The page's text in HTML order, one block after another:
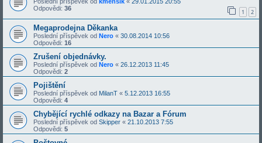
Odpovědi: 36 1 2
Megaprodejna Děkanka
Poslední příspěvek od Nero « 30.08.2014 10:56
Odpovědi: 16
Zrušení objednávky.
Poslední příspěvek od Nero « 26.12.2013 11:45
Odpovědi: 2
Pojištění
Poslední příspěvek od MilanT « 5.12.2013 16:55
Odpovědi: 4
Chybějící rychlé odkazy na Bazar a Fórum
Poslední příspěvek od Skipper « 21.10.2013 7:55
Odpovědi: 5